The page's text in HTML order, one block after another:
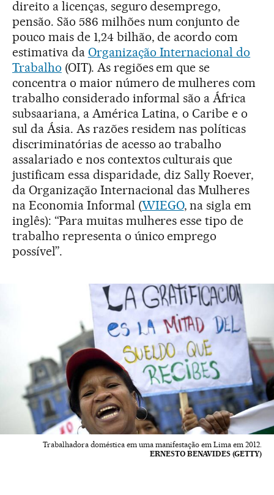
direito a licenças, seguro desemprego,
pensão. São 586 milhões num conjunto de
pouco mais de 1,24 bilhão, de acordo com
estimativa da Organização Internacional do
Trabalho (OIT). As regiões em que se
concentra o maior número de mulheres com
trabalho considerado informal são a África
subsaariana, a América Latina, o Caribe e o
sul da Ásia. As razões residem nas políticas
discriminatórias de acesso ao trabalho
assalariado e nos contextos culturais que
justificam essa disparidade, diz Sally Roever,
da Organização Internacional das Mulheres
na Economia Informal (WIEGO, na sigla em
inglês): “Para muitas mulheres esse tipo de
trabalho representa o único emprego
possível”.
Trabalhadora doméstica em uma manifestação em Lima em 2012.
ERNESTO BENAVIDES (GETTY)